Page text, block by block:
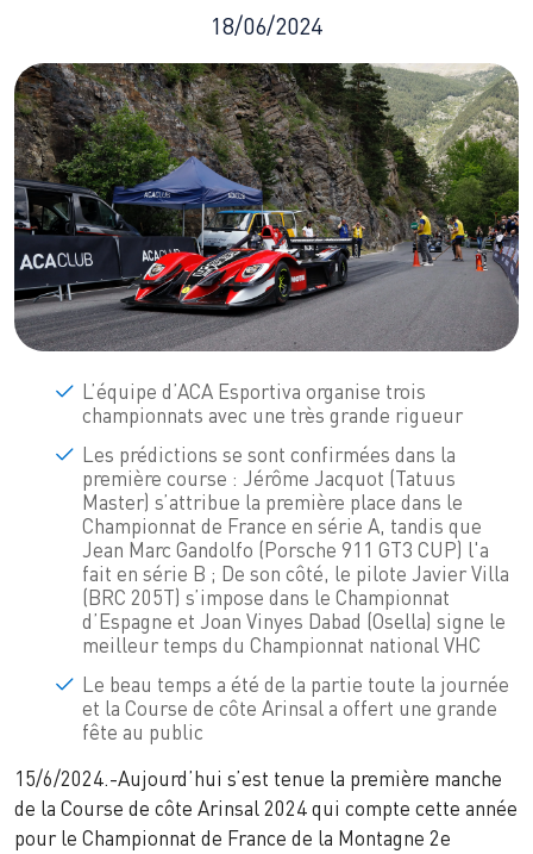
18/06/2024
L’équipe d’ACA Esportiva organise trois
championnats avec une très grande rigueur
Les prédictions se sont confirmées dans la
première course : Jérôme Jacquot (Tatuus
Master) s’attribue la première place dans le
Championnat de France en série A, tandis que
Jean Marc Gandolfo (Porsche 911 GT3 CUP) l'a
fait en série B ; De son côté, le pilote Javier Villa
(BRC 205T) s’impose dans le Championnat
d’Espagne et Joan Vinyes Dabad (Osella) signe le
meilleur temps du Championnat national VHC
Le beau temps a été de la partie toute la journée
et la Course de côte Arinsal a offert une grande
fête au public
15/6/2024.-Aujourd’hui s’est tenue la première manche
de la Course de côte Arinsal 2024 qui compte cette année
pour le Championnat de France de la Montagne 2e